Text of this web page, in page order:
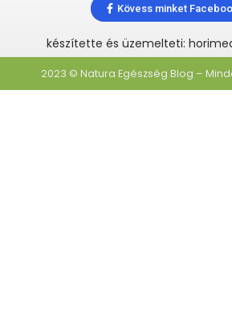
Kövess minket
készítette és üzemelteti:
2023 © Natura Egészség Blog –